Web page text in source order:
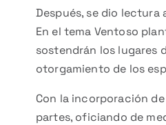
Después, se dio
En el tema Ventoso
sostendrán los lugares
otorgamiento de los
Con la incorporación
partes, oficiando de